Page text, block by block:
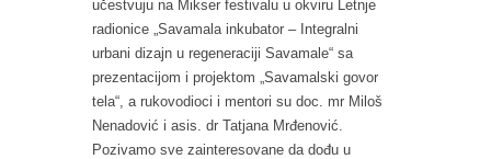
učestvuju na Mikser festivalu u okviru Letnje
radionice „Savamala inkubator – Integralni
urbani dizajn u regeneraciji Savamale“ sa
prezentacijom i projektom „Savamalski govor
tela“, a rukovodioci i mentori su doc. mr Miloš
Nenadović i asis. dr Tatjana Mrđenović.
Pozivamo sve zainteresovane da dođu u